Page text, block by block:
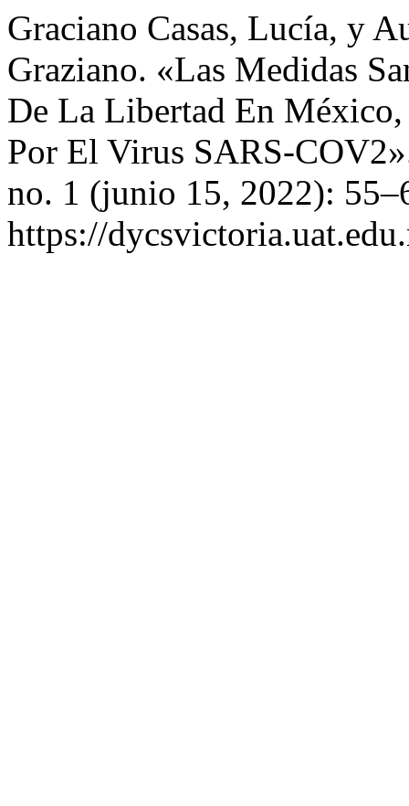
Graciano Casas, Lucía, y
Graziano. «Las Medidas
De La Libertad En
Por El Virus SARS-
no. 1 (junio 15, 2022):
https://